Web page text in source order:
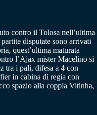
contro il Tolosa nell’ultima
disputate sono arrivati
quest’ultima maturata
l’Ajax mister Macelino si
tra i pali, difesa a 4 con
in cabina di regia con
spazio alla coppia Vitinha,